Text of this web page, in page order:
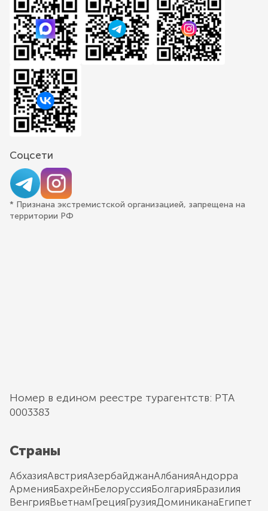
Соцсети
* Признана экстремистской организацией, запрещена на
территории РФ
Номер в едином реестре турагентств: РТА
0003383
Страны
АбхазияАвстрияАзербайджанАлбанияАндорра
АрменияБахрейнБелоруссияБолгарияБразилия
ВенгрияВьетнамГрецияГрузияДоминиканаЕгипет